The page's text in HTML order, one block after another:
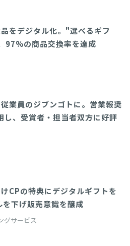
giftee Port
をデジタル化。"選べるギフ
97%の商品交換率を達成
giftee Port
業員のジブンゴトに。営業報奨
、受賞者・担当者双方に好評
giftee Port
CPの特典にデジタルギフトを
下げ販売意識を醸成
グサービス